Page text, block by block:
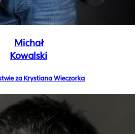
Michał
Kowalski
za Krystiana Wieczorka